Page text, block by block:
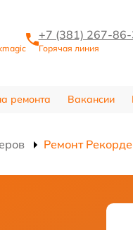
+7 (381) 267-
Горячая линия
ремонта Вакансии
Ремонт